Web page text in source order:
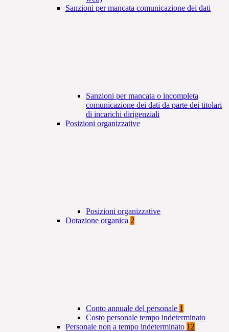
Sanzioni per mancata comunicazione dei dati
Sanzioni per mancata o incompleta
comunicazione dei dati da parte dei titolari
di incarichi dirigenziali
Posizioni organizzative
Posizioni organizzative
Dotazione organica 2
Conto annuale del personale 1
Costo personale tempo indeterminato
Personale non a tempo indeterminato 12